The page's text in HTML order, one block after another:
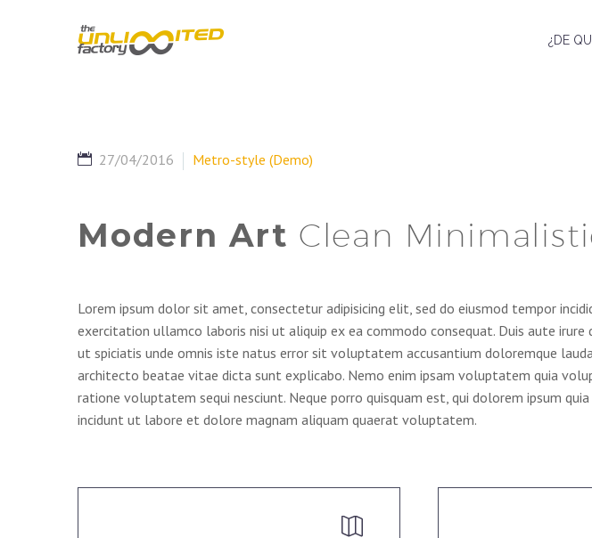
¿DE
27/04/2016 Metro-style (Demo)
Modern Art Clean
Lorem ipsum dolor sit amet, consectetur adipisicing elit, sed do eiusmod tempor
exercitation ullamco laboris nisi ut aliquip ex ea commodo consequat. Duis aute
ut spiciatis unde omnis iste natus error sit voluptatem accusantium doloremque
architecto beatae vitae dicta sunt explicabo. Nemo enim ipsam voluptatem quia
ratione voluptatem sequi nesciunt. Neque porro quisquam est, qui dolorem ipsum
incidunt ut labore et dolore magnam aliquam quaerat voluptatem.

